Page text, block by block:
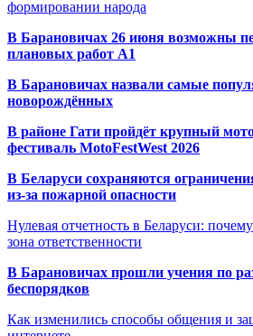
формировании народа
В Барановичах 26 июня возможны
плановых работ A1
В Барановичах назвали самые
новорождённых
В районе Гати пройдёт крупный
фестиваль MotoFestWest 2026
В Беларуси сохраняются
из-за пожарной опасности
Нулевая отчетность в Беларуси:
зона ответственности
В Барановичах прошли учения по
беспорядков
Как изменились способы общения и